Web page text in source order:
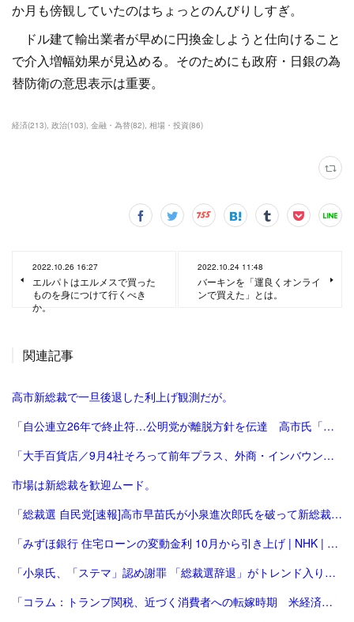
か月も傍観していたのはちょっとのんびりしすぎ。
ドル建て輸出業者が早めに円換金しようと仕向けること
で介入増幅効果が見込める。そのためにも政府・日銀の為
替防衛の意思表示は重要。
経済(213) 政治(103) 金融・為替(82) 相場・投資(86)
2022.10.26 16:27
エルパトはエルメスで買った
ものを身につけて行くべき
か。
2022.10.24 11:48
バーキンを「運良くオンライ
ンで買えた」とは。
関連記事
高市新総裁で一旦後退した利上げ観測だが。
「自公連立26年で終止符…公明党が離脱方針を伝達 高市氏「一方的に…大変残念」斉藤氏「誠に不十分…いったん白紙」｜FNNプライムオンライン」
「大手百貨店／9月4社そろって前年プラス、外商・インバウンド好調 | 流通ニュース」
市場は新総裁を歓迎ムード。
「総裁選 自民党[速報]高市早苗氏が小泉進次郎氏を破って新総裁、会見で「景色変える」初の女性首相が誕生か : 読売新聞」
「みずほ銀行 住宅ローンの変動金利 10月から引き上げ | NHK | 金融」
「小泉氏、「ステマ」認め謝罪 「総裁選辞退」がトレンド入り 写真5枚 国際ニュース：AFPBB News」
「コラム：トランプ関税、近づく消費者への転嫁時期 米経済にどう影響 | ロイター」